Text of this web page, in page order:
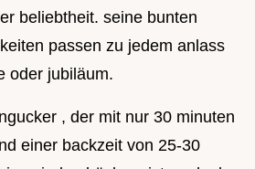
beliebtheit. seine bunten
passen zu jedem anlass
oder jubiläum.
, der mit nur 30 minuten
einer backzeit von 25-30